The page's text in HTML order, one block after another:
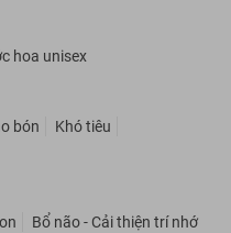
hoa unisex
bón
Khó tiêu
Bổ não - Cải thiện trí nhớ